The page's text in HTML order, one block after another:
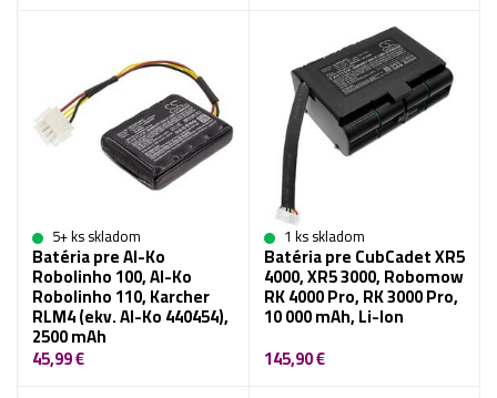
5+ ks skladom
Batéria pre Al-Ko
Robolinho 100, Al-Ko
Robolinho 110, Karcher
RLM4 (ekv. Al-Ko 440454),
2500 mAh
45,99 €
1 ks skladom
Batéria pre CubCadet XR5
4000, XR5 3000, Robomow
RK 4000 Pro, RK 3000 Pro,
10 000 mAh, Li-Ion
145,90 €